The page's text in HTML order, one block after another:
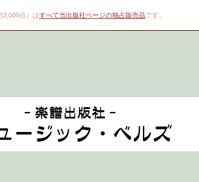
3,000点）はすべて当出版社ページの独占販売品です。